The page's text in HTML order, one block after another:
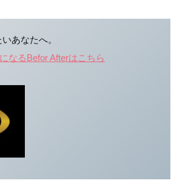
あなたへ。
なるBefor Afterはこちら